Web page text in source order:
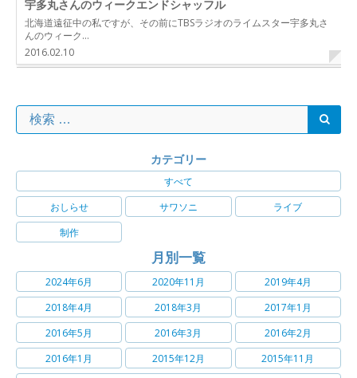
宇多丸さんのウィークエンドシャッフル
北海道遠征中の私ですが、その前にTBSラジオのライムスター宇多丸さ
んのウィーク…
2016.02.10
カテゴリー
すべて
おしらせ
サワソニ
ライブ
制作
月別一覧
2024年6月 2020年11月
2019年4月
2018年4月
2018年3月
2017年1月
2016年5月
2016年3月
2016年2月
2016年1月
2015年12月 2015年11月